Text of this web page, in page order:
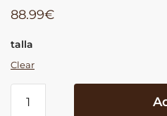
88.99€
talla
Clear
Western